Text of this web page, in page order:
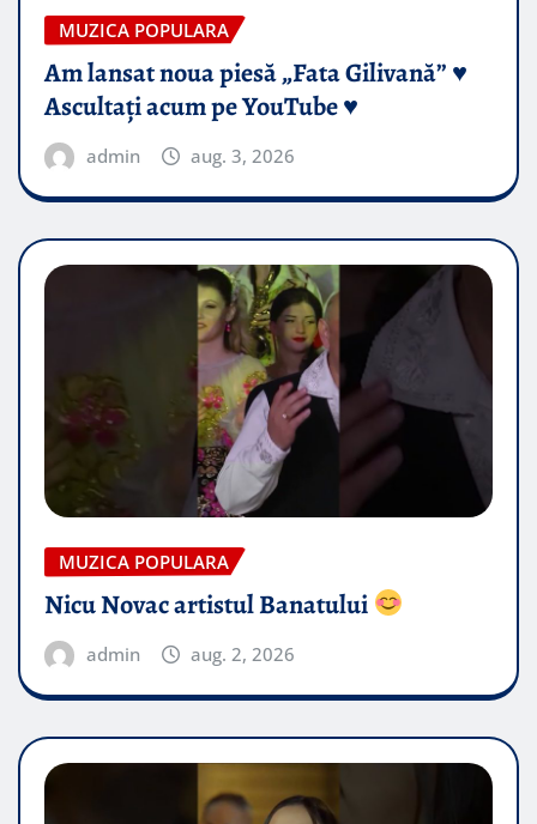
MUZICA POPULARA
Am lansat noua piesă „Fata Gilivană” ♥️
Ascultați acum pe YouTube ♥️
admin aug. 3, 2026
MUZICA POPULARA
Nicu Novac artistul Banatului
admin aug. 2, 2026